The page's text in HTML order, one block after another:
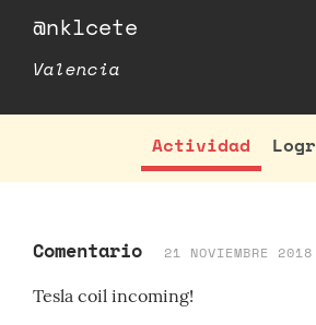
@nklcete
Valencia
Actividad
Comentario 21 NOVIEMBRE
Tesla coil incoming!